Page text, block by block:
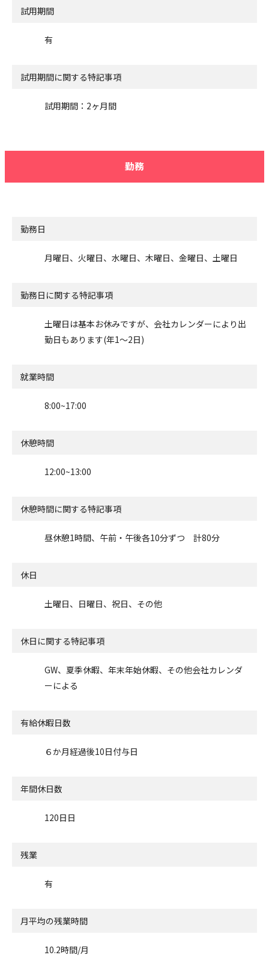
試用期間
有
試用期間に関する特記事項
試用期間：2ヶ月間
勤務
勤務日
月曜日、火曜日、水曜日、木曜日、金曜日、土曜日
勤務日に関する特記事項
土曜日は基本お休みですが、会社カレンダーにより出
勤日もあります(年1～2日)
就業時間
8:00~17:00
休憩時間
12:00~13:00
休憩時間に関する特記事項
昼休憩1時間、午前・午後各10分ずつ 計80分
休日
土曜日、日曜日、祝日、その他
休日に関する特記事項
GW、夏季休暇、年末年始休暇、その他会社カレンダ
ーによる
有給休暇日数
６か月経過後10日付与日
年間休日数
120日日
残業
有
月平均の残業時間
10.2時間/月